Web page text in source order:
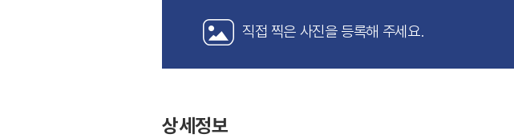
직접 찍은 사진을 등록해 주세요.
상세정보